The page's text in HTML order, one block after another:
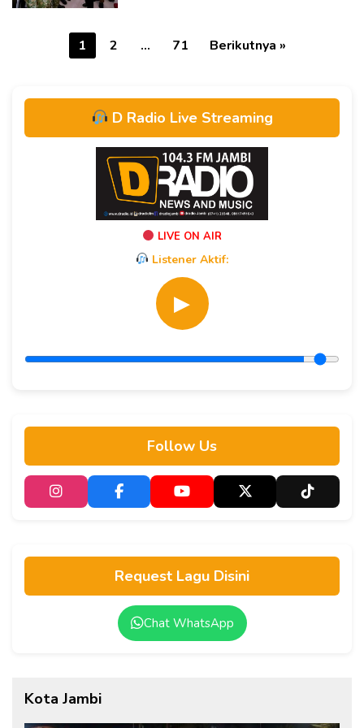
1 2 … 71 Berikutnya »
D Radio Live Streaming
LIVE ON AIR
Listener Aktif:
▶
Follow Us
Request Lagu Disini
Chat WhatsApp
Kota Jambi